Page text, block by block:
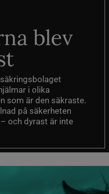
blev
i olika
som är den säkraste.
på säkerheten
och dyrast är inte